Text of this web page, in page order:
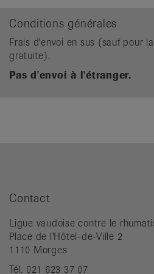
Conditions générales
Frais d'envoi en sus (sauf pour
gratuite).
Pas d'envoi à l'étranger.
Contact
Ligue vaudoise contre le
Place de l'Hôtel-de-Ville 2
1110 Morges
Tél. 021 623 37 07